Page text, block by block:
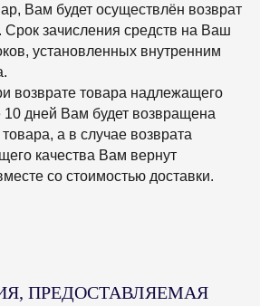
Вам будет осуществлён возврат
Срок зачисления средств на Ваш
установленных внутренним
возврате товара надлежащего
10 дней Вам будет возвращена
а в случае возврата
качества Вам вернут
со стоимостью доставки.
ПРЕДОСТАВЛЯЕМАЯ